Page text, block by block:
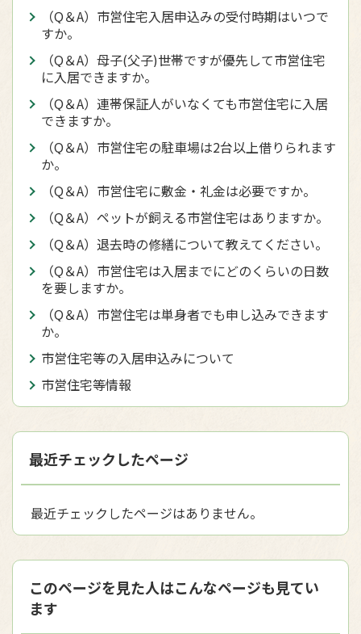
（Q＆A）市営住宅入居申込みの受付時期はいつで
すか。
（Q＆A）母子(父子)世帯ですが優先して市営住宅
に入居できますか。
（Q＆A）連帯保証人がいなくても市営住宅に入居
できますか。
（Q＆A）市営住宅の駐車場は2台以上借りられます
か。
（Q＆A）市営住宅に敷金・礼金は必要ですか。
（Q＆A）ペットが飼える市営住宅はありますか。
（Q＆A）退去時の修繕について教えてください。
（Q＆A）市営住宅は入居までにどのくらいの日数
を要しますか。
（Q＆A）市営住宅は単身者でも申し込みできます
か。
市営住宅等の入居申込みについて
市営住宅等情報
最近チェックしたページ
最近チェックしたページはありません。
このページを見た人はこんなページも見てい
ます